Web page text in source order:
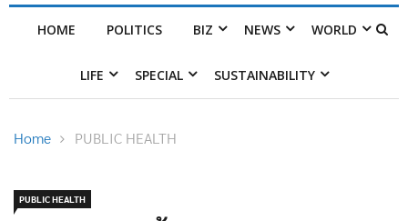
HOME POLITICS BIZ NEWS WORLD
LIFE SPECIAL SUSTAINABILITY
Home PUBLIC HEALTH
PUBLIC HEALTH